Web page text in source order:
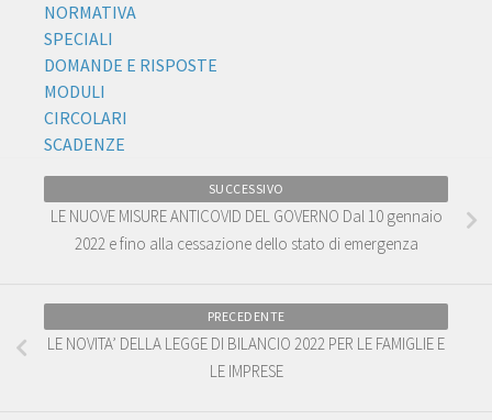
NORMATIVA
SPECIALI
DOMANDE E RISPOSTE
MODULI
CIRCOLARI
SCADENZE
SUCCESSIVO
LE NUOVE MISURE ANTICOVID DEL GOVERNO Dal 10 gennaio
2022 e fino alla cessazione dello stato di emergenza
PRECEDENTE
LE NOVITA’ DELLA LEGGE DI BILANCIO 2022 PER LE FAMIGLIE E
LE IMPRESE